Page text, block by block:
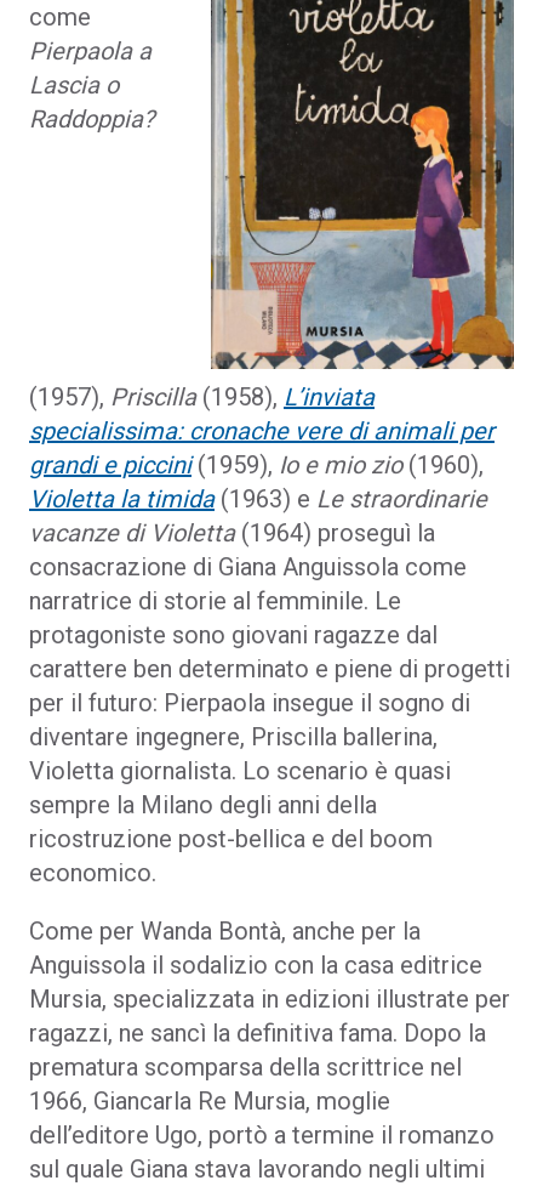
come
Pierpaola a
Lascia o
Raddoppia?
(1957), Priscilla(1958), L’inviata
specialissima: cronache vere di animali per
grandi e piccini(1959), Io e mio zio(1960),
Violetta la timida(1963) e Le straordinarie
vacanze di Violetta(1964) proseguì la
consacrazione di Giana Anguissola come
narratrice di storie al femminile. Le
protagoniste sono giovani ragazze dal
carattere ben determinato e piene di progetti
per il futuro: Pierpaola insegue il sogno di
diventare ingegnere, Priscilla ballerina,
Violetta giornalista. Lo scenario è quasi
sempre la Milano degli anni della
ricostruzione post-bellica e del boom
economico.
Come per Wanda Bontà, anche per la
Anguissola il sodalizio con la casa editrice
Mursia, specializzata in edizioni illustrate per
ragazzi, ne sancì la definitiva fama. Dopo la
prematura scomparsa della scrittrice nel
1966, Giancarla Re Mursia, moglie
dell’editore Ugo, portò a termine il romanzo
sul quale Giana stava lavorando negli ultimi